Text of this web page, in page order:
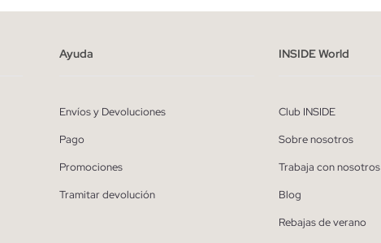
* Puedes cancelar la suscripción en cualquier momento.
Ayuda
Envíos y Devoluciones
Pago
Promociones
Tramitar devolución
INSIDE World
Club INSIDE
Sobre nosotros
Trabaja con nosotros
Blog
Rebajas de verano